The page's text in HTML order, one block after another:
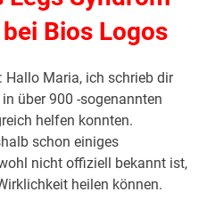
Bios Logos
Hallo Maria, ich schrieb dir
über 900 -sogenannten
helfen konnten.
schon einiges
nicht offiziell bekannt ist,
heilen können.